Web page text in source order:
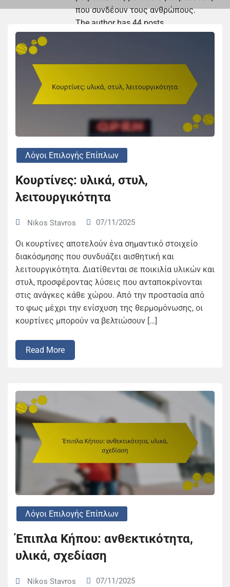
που συνδέουν τους ανθρώπους.
The author has 44 posts
Λόγοι Επιλογής Επίπλων
Κουρτίνες: υλικά, στυλ,
λειτουργικότητα
Nikos Stavros 07/11/2025
Οι κουρτίνες αποτελούν ένα σημαντικό στοιχείο
διακόσμησης που συνδυάζει αισθητική και
λειτουργικότητα. Διατίθενται σε ποικιλία υλικών και
στυλ, προσφέροντας λύσεις που ανταποκρίνονται
στις ανάγκες κάθε χώρου. Από την προστασία από
το φως μέχρι την ενίσχυση της θερμομόνωσης, οι
κουρτίνες μπορούν να βελτιώσουν […]
Read More
Λόγοι Επιλογής Επίπλων
Έπιπλα Κήπου: ανθεκτικότητα,
υλικά, σχεδίαση
Nikos Stavros 07/11/2025